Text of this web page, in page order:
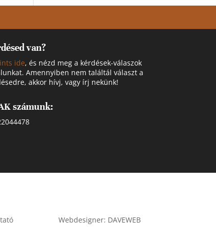
van?
ide, és nézd meg a kérdések-válaszok
Amennyiben nem találtál választ a
akkor hívj, vagy írj nekünk!
számunk:
Webdesigner: DAVEWEB